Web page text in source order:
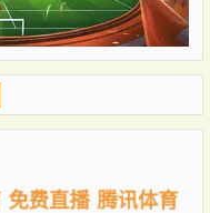
免费直播 腾讯体育